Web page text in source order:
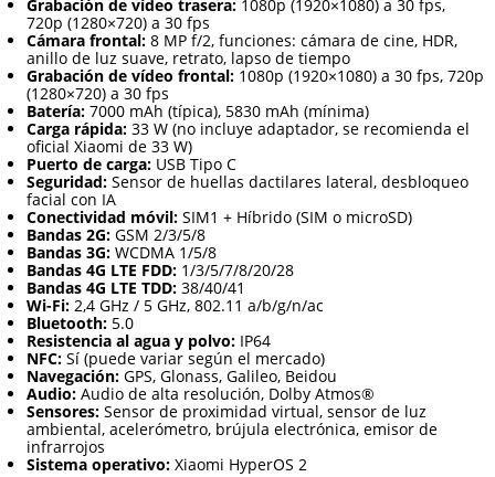
Grabación de vídeo trasera: 1080p (1920×1080) a 30 fps,
720p (1280×720) a 30 fps
Cámara frontal: 8 MP f/2, funciones: cámara de cine, HDR,
anillo de luz suave, retrato, lapso de tiempo
Grabación de vídeo frontal: 1080p (1920×1080) a 30 fps, 720p
(1280×720) a 30 fps
Batería: 7000 mAh (típica), 5830 mAh (mínima)
Carga rápida: 33 W (no incluye adaptador, se recomienda el
oficial Xiaomi de 33 W)
Puerto de carga: USB Tipo C
Seguridad: Sensor de huellas dactilares lateral, desbloqueo
facial con IA
Conectividad móvil: SIM1 + Híbrido (SIM o microSD)
Bandas 2G: GSM 2/3/5/8
Bandas 3G: WCDMA 1/5/8
Bandas 4G LTE FDD: 1/3/5/7/8/20/28
Bandas 4G LTE TDD: 38/40/41
Wi-Fi: 2,4 GHz / 5 GHz, 802.11 a/b/g/n/ac
Bluetooth: 5.0
Resistencia al agua y polvo: IP64
NFC: Sí (puede variar según el mercado)
Navegación: GPS, Glonass, Galileo, Beidou
Audio: Audio de alta resolución, Dolby Atmos®
Sensores: Sensor de proximidad virtual, sensor de luz
ambiental, acelerómetro, brújula electrónica, emisor de
infrarrojos
Sistema operativo: Xiaomi HyperOS 2